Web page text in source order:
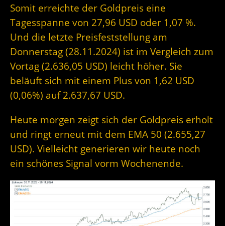
Somit erreichte der Goldpreis eine
Tagesspanne von 27,96 USD oder 1,07 %.
Und die letzte Preisfeststellung am
Donnerstag (28.11.2024) ist im Vergleich zum
Vortag (2.636,05 USD) leicht höher. Sie
beläuft sich mit einem Plus von 1,62 USD
(0,06%) auf 2.637,67 USD.
Heute morgen zeigt sich der Goldpreis erholt
und ringt erneut mit dem EMA 50 (2.655,27
USD). Vielleicht generieren wir heute noch
ein schönes Signal vorm Wochenende.